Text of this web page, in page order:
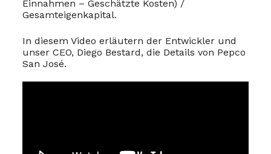
Einnahmen – Geschätzte Kosten) /
Gesamteigenkapital.
In diesem Video erläutern der Entwickler und
unser CEO, Diego Bestard, die Details von Pepco
San José.